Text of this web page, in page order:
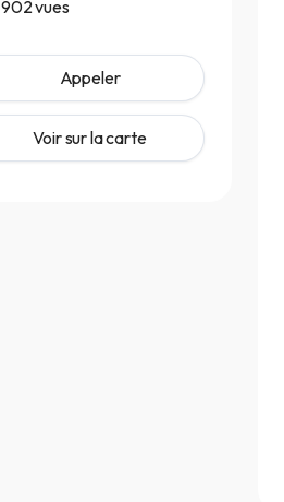
902 vues
Appeler
Voir sur la carte